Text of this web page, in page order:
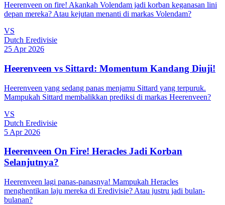
Heerenveen on fire! Akankah Volendam jadi korban keganasan lini
depan mereka? Atau kejutan menanti di markas Volendam?
VS
Dutch Eredivisie
25 Apr 2026
Heerenveen vs Sittard: Momentum Kandang Diuji!
Heerenveen yang sedang panas menjamu Sittard yang terpuruk.
Mampukah Sittard membalikkan prediksi di markas Heerenveen?
VS
Dutch Eredivisie
5 Apr 2026
Heerenveen On Fire! Heracles Jadi Korban
Selanjutnya?
Heerenveen lagi panas-panasnya! Mampukah Heracles
menghentikan laju mereka di Eredivisie? Atau justru jadi bulan-
bulanan?